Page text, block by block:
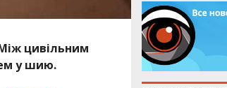
цивільним
у шию.